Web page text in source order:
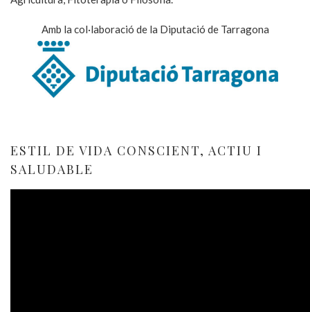
Amb la col·laboració de la Diputació de Tarragona
ESTIL DE VIDA CONSCIENT, ACTIU I
SALUDABLE